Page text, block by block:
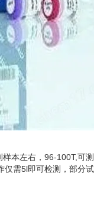
本左右，96-100T,可
需5l即可检测，部分